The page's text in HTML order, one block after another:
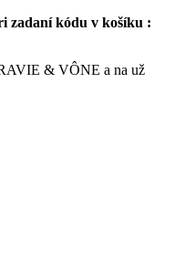
zadaní kódu v košíku :
& VÔNE a na už